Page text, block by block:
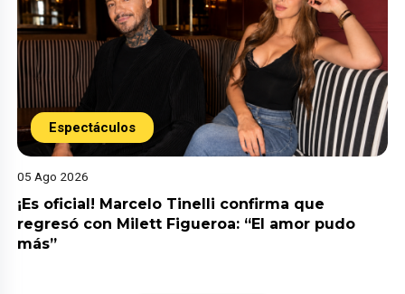
Espectáculos
05 Ago 2026
¡Es oficial! Marcelo Tinelli confirma que
regresó con Milett Figueroa: “El amor pudo
más”